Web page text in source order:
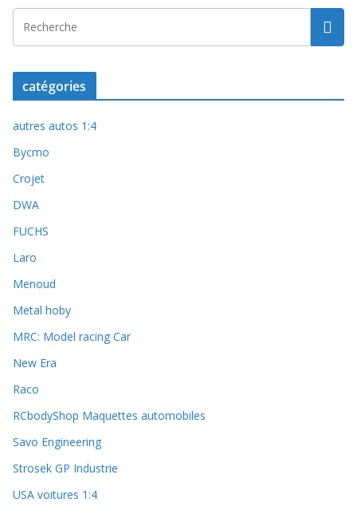
catégories
autres autos 1:4
Bycmo
Crojet
DWA
FUCHS
Laro
Menoud
Metal hoby
MRC: Model racing Car
New Era
Raco
RCbodyShop Maquettes automobiles
Savo Engineering
Strosek GP Industrie
USA voitures 1:4